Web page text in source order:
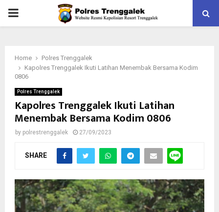
PRIMARY
Home
Polres Trenggalek
Kapolres Trenggalek Ikuti Latihan Menembak Bersama Kodim
0806
Polres Trenggalek
Kapolres Trenggalek Ikuti Latihan
Menembak Bersama Kodim 0806
by polrestrenggalek 27/09/2023
SHARE